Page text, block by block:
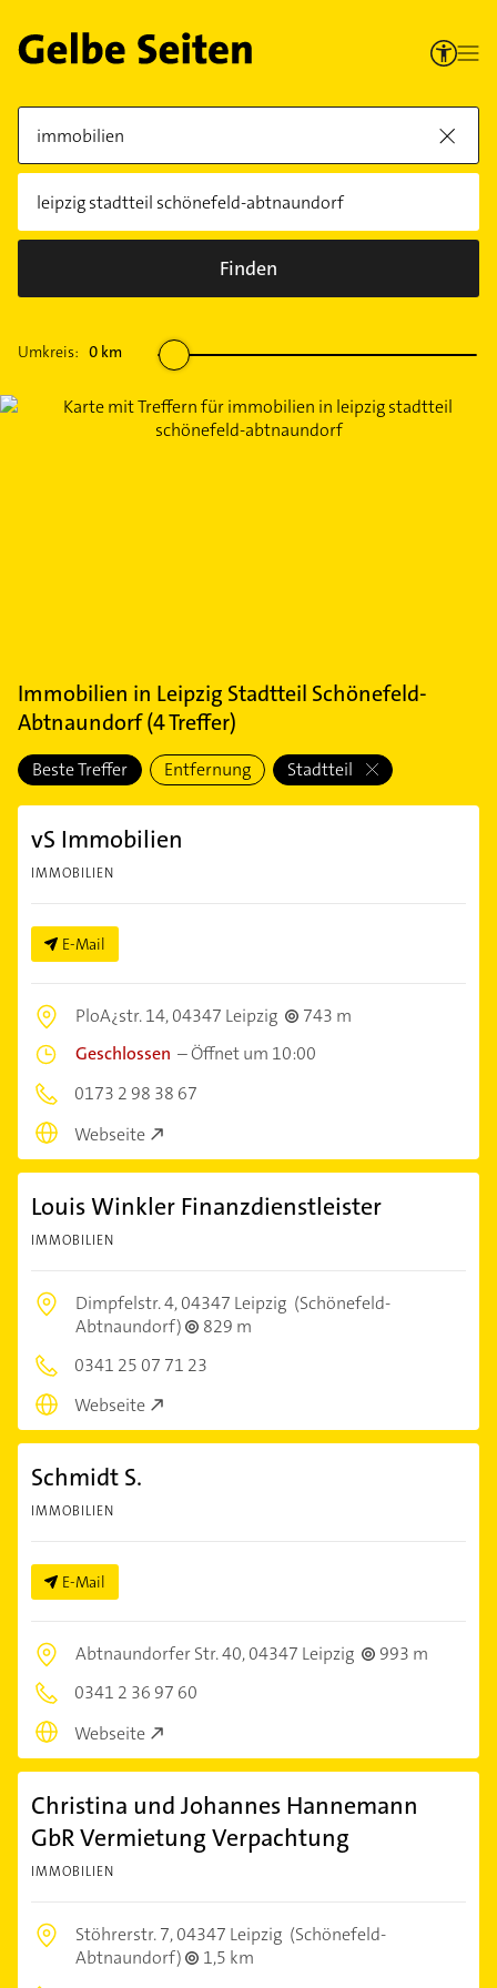
Finden
Umkreis: 0 km
Immobilien in Leipzig Stadtteil Schönefeld-
Abtnaundorf(4Treffer)
Beste Treffer Entfernung Stadtteil
vS Immobilien
IMMOBILIEN
E-Mail
PloA¿str. 14,04347 Leipzig
743 m
Geschlossen –Öffnet um 10:00
0173 2 98 38 67
Webseite
Louis Winkler Finanzdienstleister
IMMOBILIEN
Dimpfelstr. 4,04347 Leipzig (Schönefeld-
Abtnaundorf)
829 m
0341 25 07 71 23
Webseite
Schmidt S.
IMMOBILIEN
E-Mail
Abtnaundorfer Str. 40,04347 Leipzig
993 m
0341 2 36 97 60
Webseite
Christina und Johannes Hannemann
GbR Vermietung Verpachtung
IMMOBILIEN
Stöhrerstr. 7,04347 Leipzig (Schönefeld-
Abtnaundorf)
1,5 km